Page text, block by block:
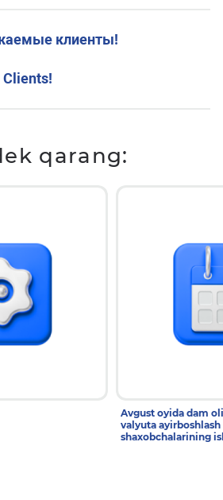
клиенты!
Clients!
qarang:
Avgust oyida dam
valyuta ayirboshlash
shaxobchalarining